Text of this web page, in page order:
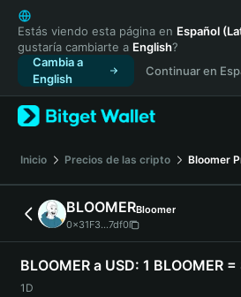
English
日本語
Tiếng Việt
Русский
Español (Latinoamérica)
Türkçe
Français
Deutsch
简体中文
繁體中文
Português (Portugal)
Bahasa Indonesia
ภาษาไทย
Estás viendo esta página en Español
gustaría cambiarte a English?
Cambia a
English
Continuar en
Inicio Precios de las cripto Bloomer
BLOOMERBloomer
0x31F3...7df0
BLOOMER a USD: 1 BLOOMER
1D